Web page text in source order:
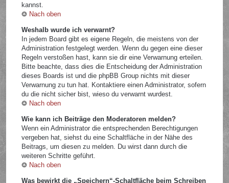
kannst.
Nach oben
Weshalb wurde ich verwarnt?
In jedem Board gibt es eigene Regeln, die meistens von der
Administration festgelegt werden. Wenn du gegen eine dieser
Regeln verstoßen hast, kann sie dir eine Verwarnung erteilen.
Bitte beachte, dass dies die Entscheidung der Administration
dieses Boards ist und die phpBB Group nichts mit dieser
Verwarnung zu tun hat. Kontaktiere einen Administrator, sofern
du die nicht sicher bist, wieso du verwarnt wurdest.
Nach oben
Wie kann ich Beiträge den Moderatoren melden?
Wenn ein Administrator die entsprechenden Berechtigungen
vergeben hat, siehst du eine Schaltfläche in der Nähe des
Beitrags, um diesen zu melden. Du wirst dann durch die
weiteren Schritte geführt.
Nach oben
Was bewirkt die „Speichern“-Schaltfläche beim Schreiben